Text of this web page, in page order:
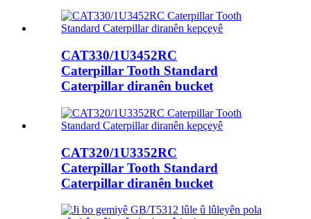
CAT330/1U3452RC
Caterpillar Tooth Standard
Caterpillar diranên bucket
CAT320/1U3352RC
Caterpillar Tooth Standard
Caterpillar diranên bucket